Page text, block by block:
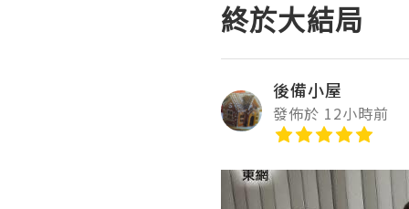
終於大結局
後備小屋
發佈於 12小時前